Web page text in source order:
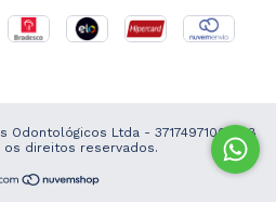
Odontológicos Ltda - 37174971000168
os direitos reservados.